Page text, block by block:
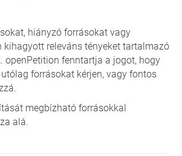
hiányzó forrásokat vagy
kihagyott releváns tényeket tartalmazó
openPetition fenntartja a jogot, hogy
forrásokat kérjen, vagy fontos
megbízható forrásokkal
alá.